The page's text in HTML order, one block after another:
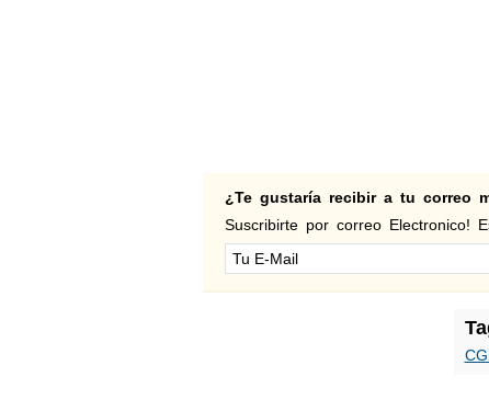
¿Te gustaría recibir a tu correo
Suscribirte por correo Electronico!